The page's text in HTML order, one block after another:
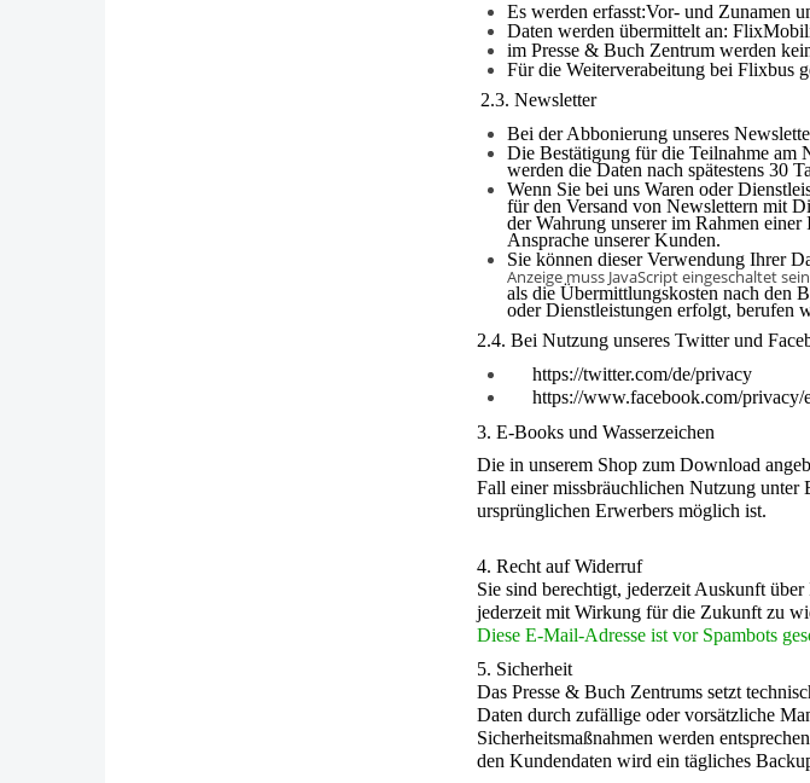
Es werden erfasst:Vor- und Zunamen
Daten werden übermittelt an:
im Presse & Buch Zentrum werden
Für die Weiterverabeitung bei Flixbus
2.3. Newsletter
Bei der Abbonierung unseres
Die Bestätigung für die Teilnahme am
werden die Daten nach spätestens 30
Wenn Sie bei uns Waren oder
für den Versand von Newslettern mit
der Wahrung unserer im Rahmen
Ansprache unserer Kunden.
Sie können dieser Verwendung Ihrer
Anzeige muss JavaScript eingeschaltet
als die Übermittlungskosten nach den
oder Dienstleistungen erfolgt, berufen
2.4. Bei Nutzung unseres Twitter und
https://twitter.com/de/privacy
https://www.facebook.com/privacy/
3. E-Books und Wasserzeichen
Die in unserem Shop zum Download
Fall einer missbräuchlichen Nutzung
ursprünglichen Erwerbers möglich ist.
4. Recht auf Widerruf
Sie sind berechtigt, jederzeit Auskunft
jederzeit mit Wirkung für die Zukunft zu
Diese E-Mail-Adresse ist vor Spambots
5. Sicherheit
Das Presse & Buch Zentrums setzt
Daten durch zufällige oder vorsätzliche
Sicherheitsmaßnahmen werden
den Kundendaten wird ein tägliches